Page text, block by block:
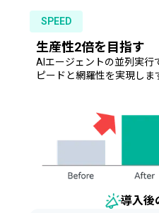
SPEED
生産性2倍を目指す
AIエージェントの並列実行
ピードと網羅性を実現しま
導入後